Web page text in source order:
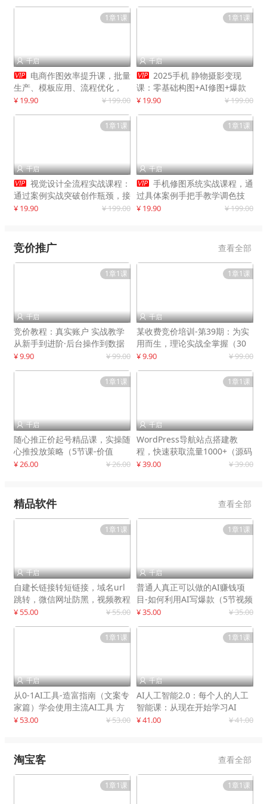
1章1课
 千启
 电商作图效率提升课，批量
生产、模板应用、流程优化，
20+细分品类实操案例，月赚3
¥ 19.90 ¥ 199.00
1章1课
 千启
 2025手机 静物摄影变现
课：零基础构图+AI修图+爆款
创作
¥ 19.90 ¥ 199.00
1章1课
 千启
 视觉设计全流程实战课程：
通过案例实战突破创作瓶颈，接
单月入20000+
¥ 19.90 ¥ 199.00
1章1课
 千启
 手机修图系统实战课程，通
过具体案例手把手教学调色技
巧，实现副业变现
¥ 19.90 ¥ 199.00
竞价推广 查看全部
1章1课
 千启
竞价教程：真实账户 实战教学
从新手到进阶·后台操作到数据
优化
¥ 9.90 ¥ 99.00
1章1课
 千启
某收费竞价培训-第39期：为实
用而生，理论实战全掌握（30
节课）
¥ 9.90 ¥ 99.00
1章1课
 千启
随心推正价起号精品课，实操随
心推投放策略（5节课-价值
298）
¥ 26.00 ¥ 26.00
1章1课
 千启
WordPress导航站点搭建教
程，快速获取流量1000+（源码
+教程）
¥ 39.00 ¥ 39.00
精品软件 查看全部
1章1课
 千启
自建长链接转短链接，域名url
跳转，微信网址防黑，视频教程
手把手教你
¥ 55.00 ¥ 55.00
1章1课
 千启
普通人真正可以做的AI赚钱项
目-如何利用AI写爆款（5节视频
课）
¥ 35.00 ¥ 35.00
1章1课
 千启
从0-1AI工具-造富指南（文案专
家篇）学会使用主流AI工具 方
法和心法的融合
¥ 53.00 ¥ 53.00
1章1课
 千启
AI人工智能2.0：每个人的人工
智能课：从现在开始学习AI
¥ 41.00 ¥ 41.00
淘宝客 查看全部
1章1课 1章1课